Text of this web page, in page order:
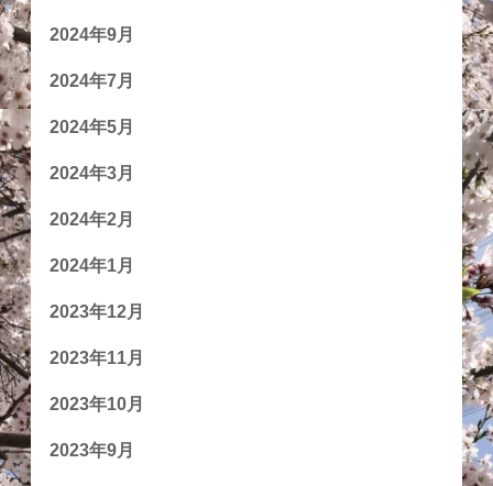
2024年9月
2024年7月
2024年5月
2024年3月
2024年2月
2024年1月
2023年12月
2023年11月
2023年10月
2023年9月